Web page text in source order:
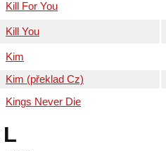
Kill For You
Kill You
Kim
Kim (překlad Cz)
Kings Never Die
L